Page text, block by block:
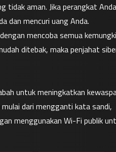
tidak aman. Jika perangkat Anda
dan mencuri uang Anda.
mencoba semua
ditebak, maka penjahat
untuk meningkatkan
dari mengganti kata sandi,
menggunakan Wi-Fi publik